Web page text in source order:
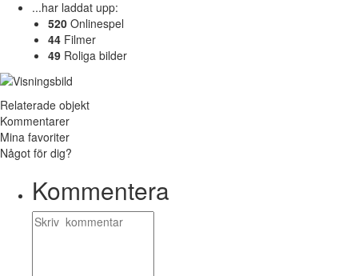
...har laddat upp:
520 Onlinespel
44 Filmer
49 Roliga bilder
Relaterade objekt
Kommentarer
Mina favoriter
Något för dig?
Kommentera